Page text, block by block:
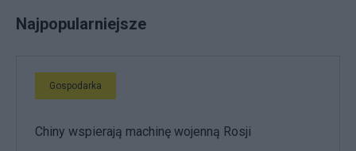
Najpopularniejsze
Gospodarka
Chiny wspierają machinę wojenną Rosji